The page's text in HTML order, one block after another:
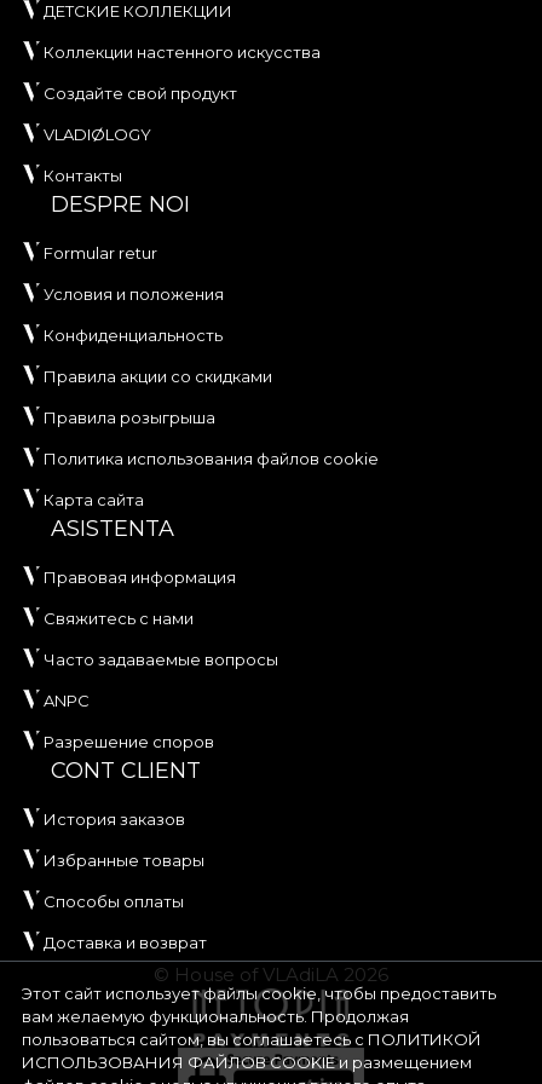
Этот сайт использует файлы cookie, чтобы предоставить
вам желаемую функциональность. Продолжая
пользоваться сайтом, вы соглашаетесь с ПОЛИТИКОЙ
ИСПОЛЬЗОВАНИЯ ФАЙЛОВ COOKIEи размещением
ДЕТСКИЕ КОЛЛЕКЦИИ
Коллекции настенного искусства
Создайте свой продукт
VLADIØLOGY
Контакты
DESPRE NOI
Formular retur
Условия и положения
Конфиденциальность
Правила акции со скидками
Правила розыгрыша
Политика использования файлов cookie
Карта сайта
ASISTENTA
Правовая информация
Свяжитесь с нами
Часто задаваемые вопросы
ANPC
Разрешение споров
CONT CLIENT
История заказов
Избранные товары
Способы оплаты
Доставка и возврат
© House of VLAdiLA 2026